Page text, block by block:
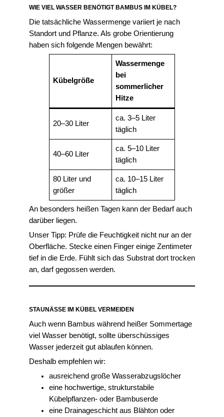
WIE VIEL WASSER BENÖTIGT BAMBUS IM KÜBEL?
Die tatsächliche Wassermenge variiert je nach
Standort und Pflanze. Als grobe Orientierung
haben sich folgende Mengen bewährt:
Kübelgröße
Wassermenge
bei
sommerlicher
Hitze
20–30 Liter
ca. 3–5 Liter
täglich
40–60 Liter
ca. 5–10 Liter
täglich
80 Liter und
größer
ca. 10–15 Liter
täglich
An besonders heißen Tagen kann der Bedarf auch
darüber liegen.
Unser Tipp: Prüfe die Feuchtigkeit nicht nur an der
Oberfläche. Stecke einen Finger einige Zentimeter
tief in die Erde. Fühlt sich das Substrat dort trocken
an, darf gegossen werden.
STAUNÄSSE IM KÜBEL VERMEIDEN
Auch wenn Bambus während heißer Sommertage
viel Wasser benötigt, sollte überschüssiges
Wasser jederzeit gut ablaufen können.
Deshalb empfehlen wir:
ausreichend große Wasserabzugslöcher
eine hochwertige, strukturstabile
Kübelpflanzen- oder Bambuserde
eine Drainageschicht aus Blähton oder